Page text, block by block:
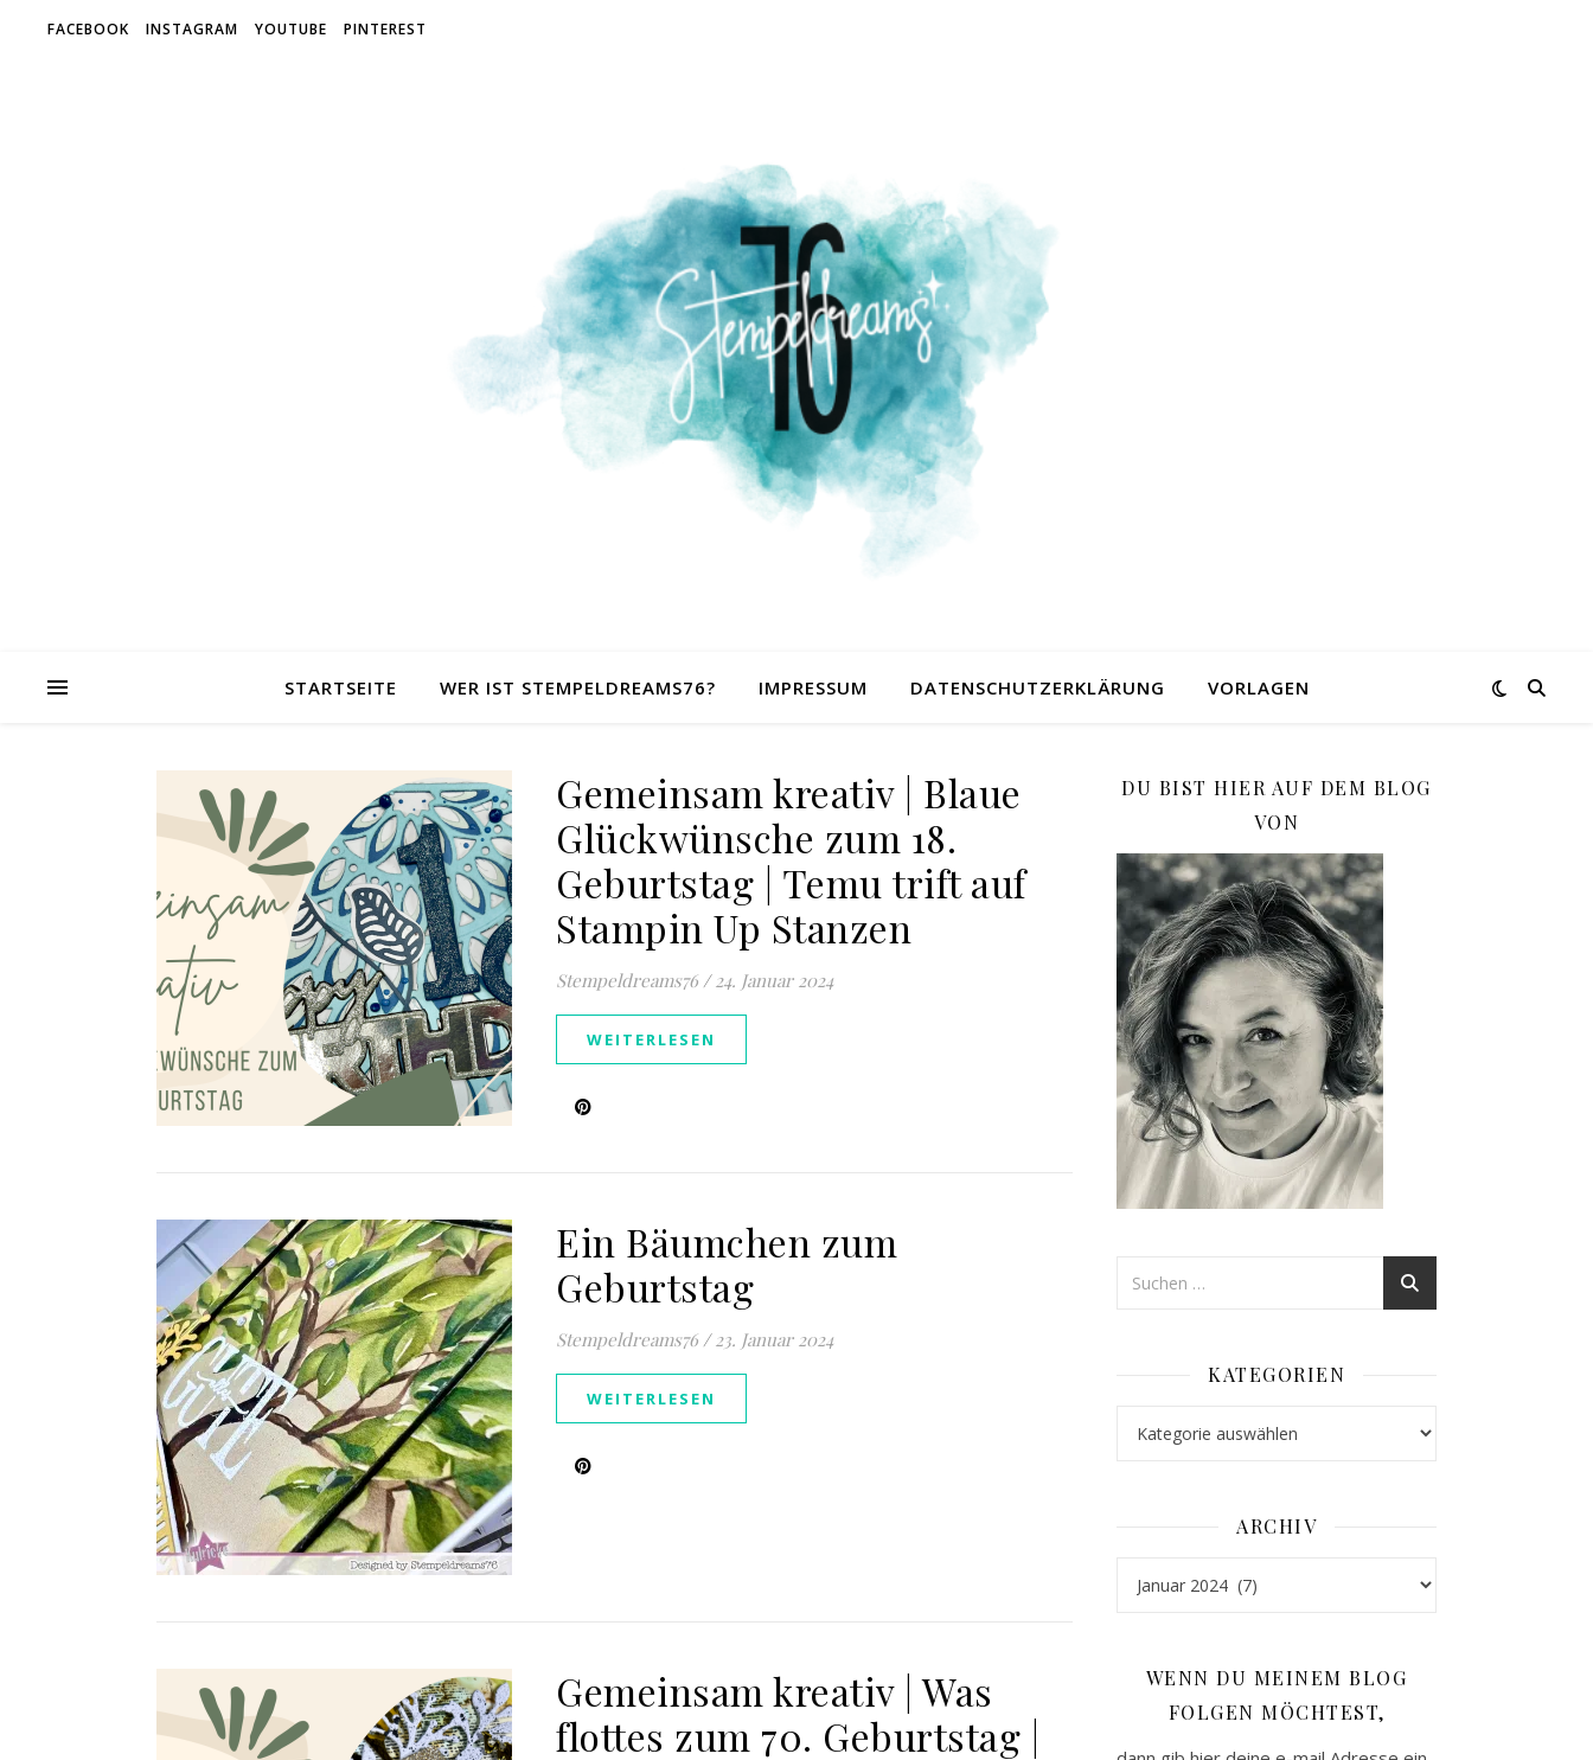
FACEBOOK INSTAGRAM YOUTUBE PINTEREST
STARTSEITE WER IST STEMPELDREAMS76? IMPRESSUM DATENSCHUTZERKLÄRUNG VORLAGEN
Gemeinsam kreativ | Blaue
Glückwünsche zum 18.
Geburtstag | Temu trift auf
Stampin Up Stanzen
Stempeldreams76 / 24. Januar 2024
WEITERLESEN
Ein Bäumchen zum
Geburtstag
Stempeldreams76 / 23. Januar 2024
WEITERLESEN
Gemeinsam kreativ | Was
flottes zum 70. Geburtstag |
DU BIST HIER AUF DEM BLOG
VON
KATEGORIEN
ARCHIV
WENN DU MEINEM BLOG
FOLGEN MÖCHTEST,